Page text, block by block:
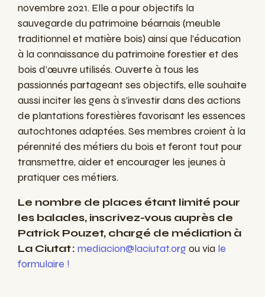
novembre 2021. Elle a pour objectifs la
sauvegarde du patrimoine béarnais (meuble
traditionnel et matière bois) ainsi que l’éducation
à la connaissance du patrimoine forestier et des
bois d’œuvre utilisés. Ouverte à tous les
passionnés partageant ses objectifs, elle souhaite
aussi inciter les gens à s’investir dans des actions
de plantations forestières favorisant les essences
autochtones adaptées. Ses membres croient à la
pérennité des métiers du bois et feront tout pour
transmettre, aider et encourager les jeunes à
pratiquer ces métiers.
Le nombre de places étant limité pour
les balades, inscrivez-vous auprès de
Patrick Pouzet, chargé de médiation à
La Ciutat : mediacion@laciutat.orgou via le
formulaire !